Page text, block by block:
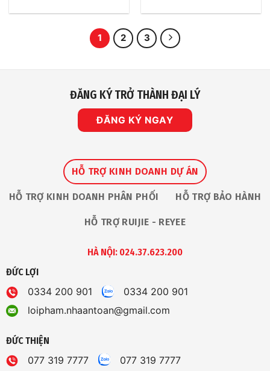
1 2 3
ĐĂNG KÝ TRỞ THÀNH ĐẠI LÝ
ĐĂNG KÝ NGAY
HỖ TRỢ KINH DOANH DỰ ÁN
HỖ TRỢ KINH DOANH PHÂN PHỐI HỖ TRỢ BẢO HÀNH
HỖ TRỢ RUIJIE - REYEE
HÀ NỘI: 024.37.623.200
ĐỨC LỢI
0334 200 901
0334 200 901
loipham.nhaantoan@gmail.com
ĐỨC THIỆN
077 319 7777
077 319 7777